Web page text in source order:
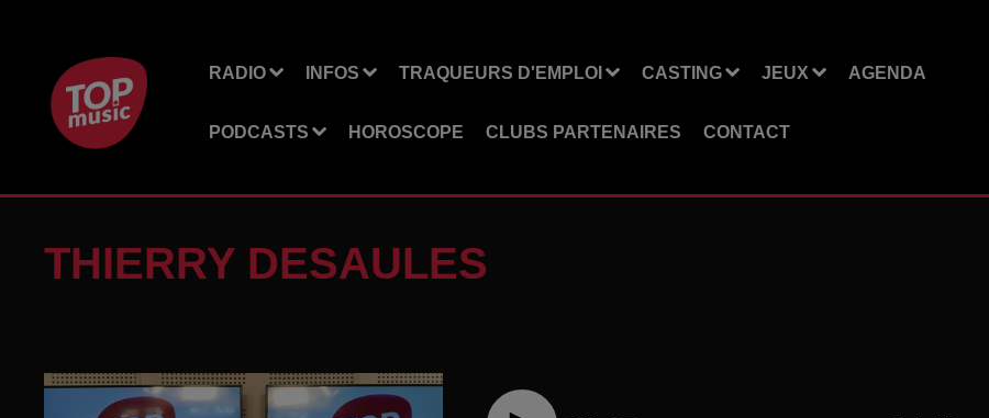
RADIO INFOS TRAQUEURS D'EMPLOI CASTING JEUX AGENDA
PODCASTS HOROSCOPE CLUBS PARTENAIRES CONTACT
THIERRY DESAULES